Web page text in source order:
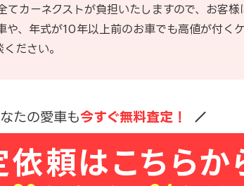
てカーネクストが負担いたしますので、お客
、年式が10年以上前のお車でも高値が付く
ださい。
たの愛車も今すぐ無料査定！